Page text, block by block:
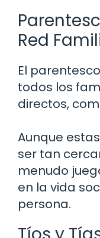
Red
El
todos los
directos,
Aunque
ser tan
menudo
en la vida
persona.